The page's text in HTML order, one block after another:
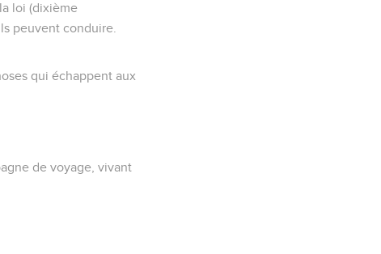
loi (dixième
peuvent conduire.
qui échappent aux
de voyage, vivant